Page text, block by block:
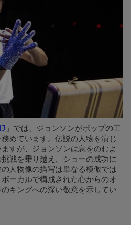
」では、ジョンソンがポップの王
めています。伝説の人物を演じ
すが、ジョンソンは息をのむよ
戦を乗り越え、ショーの成功に
人物像の描写は単なる模倣では
ーカルで構成された心からのオ
キングへの深い敬意を示してい